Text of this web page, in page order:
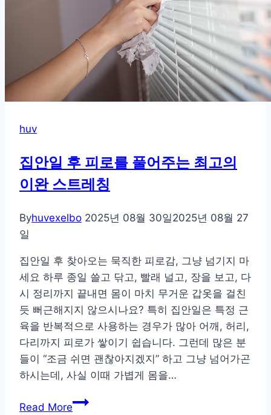
식
단
안
huv
집안일 후 피로를 풀어주는 최고의
이완 스트레칭
Byhuvexelbo 2025년 08월 30일2025년 08월 27
일
집안일 후 찾아오는 묵직한 피로감, 그냥 넘기지 마
세요 하루 종일 쓸고 닦고, 빨래 널고, 장을 보고, 다
시 정리까지 끝내면 몸이 마치 무거운 갑옷을 걸친
듯 뻐근해지지 않으시나요? 특히 집안일은 특정 근
육을 반복적으로 사용하는 경우가 많아 어깨, 허리,
다리까지 피로가 쌓이기 쉽습니다. 그런데 많은 분
들이 “조금 쉬면 괜찮아지겠지” 하고 그냥 넘어가곤
하시는데, 사실 이때 가볍게 몸을…
Read More집